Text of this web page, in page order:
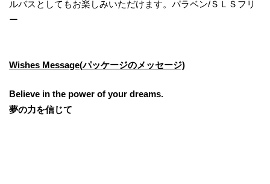
ルバスとしてもお楽しみいただけます。パラベン/ＳＬＳフリ
ー
Wishes Message(パッケージのメッセージ)
Believe in the power of your dreams.
夢の力を信じて